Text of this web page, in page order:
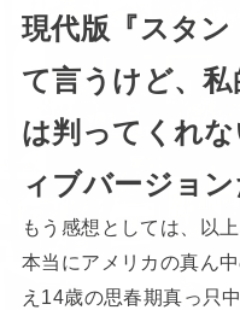
現代版『スタ
て言うけど、
は判ってくれ
ィブバージョン
もう感想としては、以上
本当にアメリカの真ん
え14歳の思春期真っ只